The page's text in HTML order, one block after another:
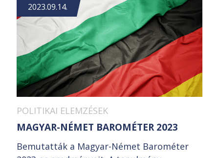
2023.09.14.
POLITIKAI ELEMZÉSEK
MAGYAR-NÉMET BAROMÉTER 2023
Bemutatták a Magyar-Német Barométer